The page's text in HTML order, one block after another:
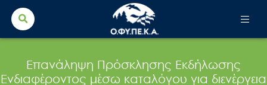
Search
for:
Επανάληψη Πρόσκλησης Εκδήλωσης
Ενδιαφέροντος μέσω καταλόγου για διενέργεια